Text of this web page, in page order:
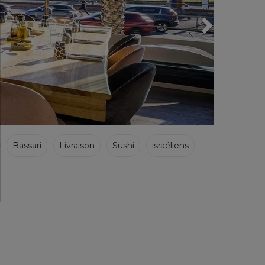
Bassari Livraison Sushi israéliens